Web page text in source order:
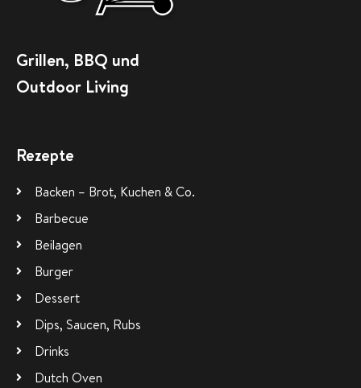
Grillen, BBQ und
Outdoor Living
Rezepte
Backen – Brot, Kuchen & Co.
Barbecue
Beilagen
Burger
Dessert
Dips, Saucen, Rubs
Drinks
Dutch Oven